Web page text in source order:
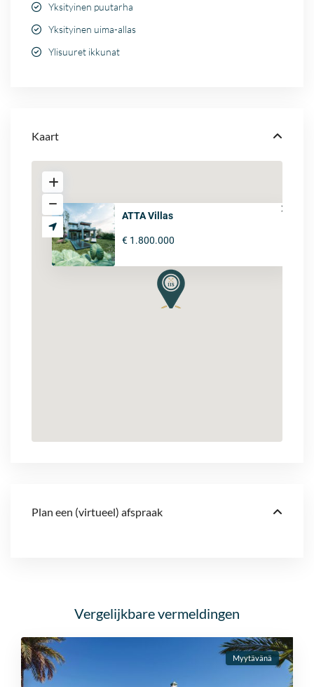
Yksityinen puutarha
Yksityinen uima-allas
Ylisuuret ikkunat
Kaart
ATTA Villas
€ 1.800.000
Plan een (virtueel) afspraak
Vergelijkbare vermeldingen
Myytävänä